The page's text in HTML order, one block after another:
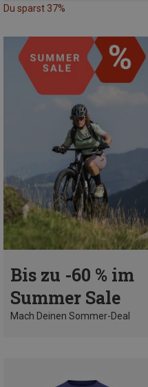
Du sparst 37%
Bis zu -60 % im
Summer Sale
Mach Deinen Sommer-Deal